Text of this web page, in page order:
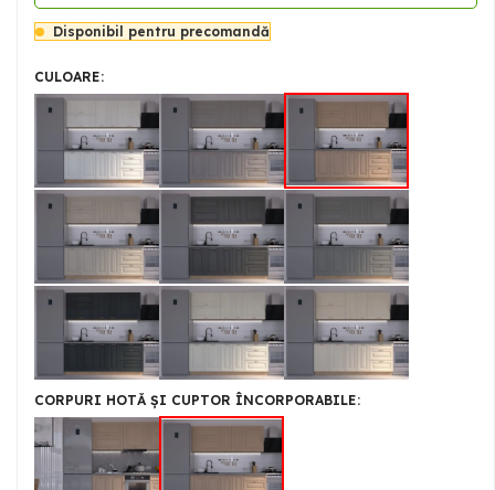
Disponibil pentru precomandă
CULOARE
CORPURI HOTĂ ȘI CUPTOR ÎNCORPORABILE